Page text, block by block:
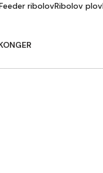
ribolovRibolov